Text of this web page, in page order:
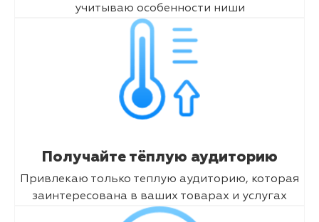
учитываю особенности ниши
Получайте тёплую аудиторию
Привлекаю только теплую аудиторию, которая
заинтересована в ваших товарах и услугах